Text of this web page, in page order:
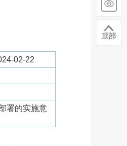
02-22
署的实施意